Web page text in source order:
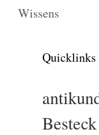
Wissens
Quicklinks
Besteck